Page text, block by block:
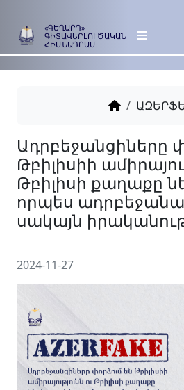
«ԳԵՂԱՐԴ»
ԳԻՏԱՎԵՐԼՈՒԾԱԿԱՆ
ՀԻՄՆԱԴՐԱՄ
Թբիլիսիի
Թբիլիսի
սակայն
2024-11-27